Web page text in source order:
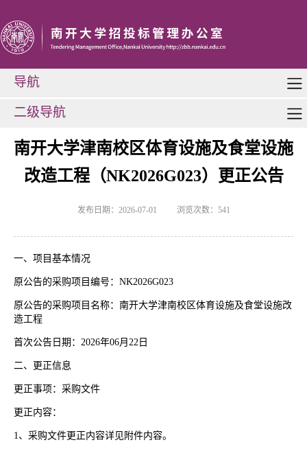
导航
二级导航
南开大学津南校区体育设施及食堂设施
改造工程（NK2026G023）更正公告
发布日期：2026-07-01 浏览次数： 541
一、项目基本情况
原公告的采购项目编号： NK2026G023
原公告的采购项目名称：南开大学津南校区体育设施及食堂设施改
造工程
首次公告日期： 2026年06月22日
二、更正信息
更正事项：采购文件
更正内容：
1、采购文件更正内容详见附件内容。